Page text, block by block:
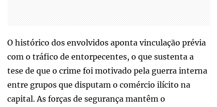
O histórico dos envolvidos aponta vinculação prévia
com o tráfico de entorpecentes, o que sustenta a
tese de que o crime foi motivado pela guerra interna
entre grupos que disputam o comércio ilícito na
capital. As forças de segurança mantêm o